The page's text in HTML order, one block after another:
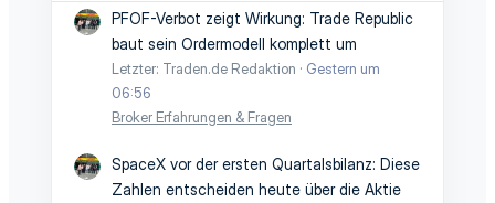
PFOF-Verbot zeigt Wirkung: Trade Republic
baut sein Ordermodell komplett um
Letzter: Traden.de Redaktion
Gestern um
06:56
Broker Erfahrungen & Fragen
SpaceX vor der ersten Quartalsbilanz: Diese
Zahlen entscheiden heute über die Aktie